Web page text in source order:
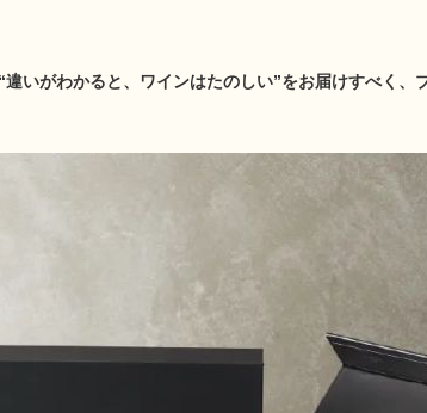
いがわかると、ワインはたのしい”をお届けすべく、